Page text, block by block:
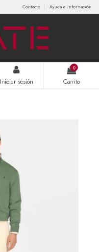
Contacto Ayuda e información
Iniciar sesión
0
Carrito